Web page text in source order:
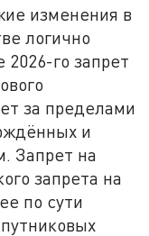
изменения в
логично
го запрет
за пределами
и
Запрет на
запрета на
по сути